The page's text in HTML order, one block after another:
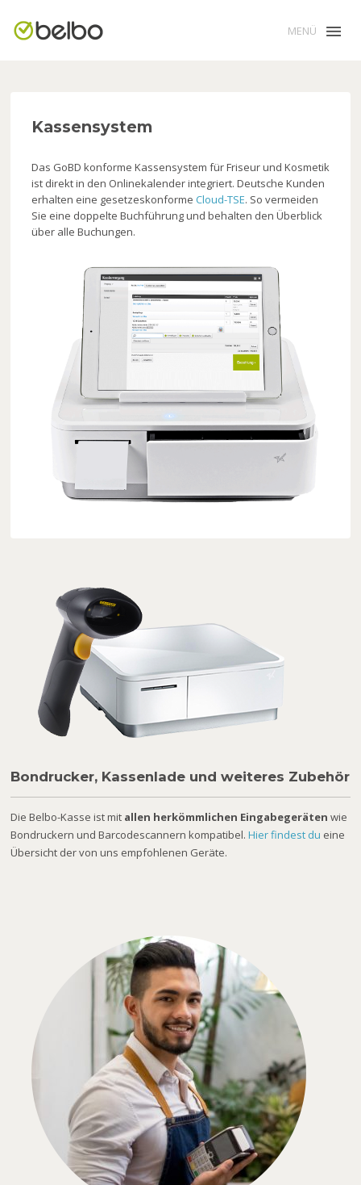
MENÜ
Kassensystem
Das GoBD konforme Kassensystem für Friseur und Kosmetik
ist direkt in den Onlinekalender integriert. Deutsche Kunden
erhalten eine gesetzeskonforme Cloud-TSE. So vermeiden
Sie eine doppelte Buchführung und behalten den Überblick
über alle Buchungen.
Bondrucker, Kassenlade und weiteres Zubehör
Die Belbo-Kasse ist mit allen herkömmlichen Eingabegeräten wie
Bondruckern und Barcodescannern kompatibel. Hier findest du eine
Übersicht der von uns empfohlenen Geräte.